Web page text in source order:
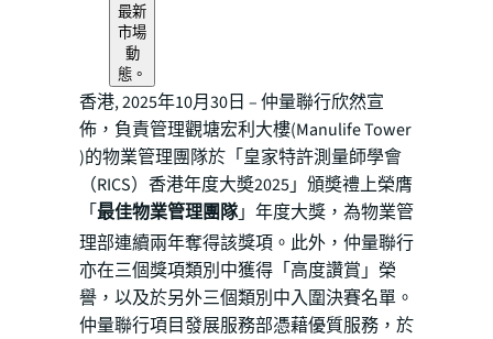
最新
市場
動
態。
香港, 2025年10月30日 – 仲量聯行欣然宣
佈，負責管理觀塘宏利大樓(Manulife Tower
)的物業管理團隊於「皇家特許測量師學會
（RICS）香港年度大奬2025」頒奬禮上榮膺
「最佳物業管理團隊」年度大獎，為物業管
理部連續兩年奪得該獎項。此外，仲量聯行
亦在三個獎項類別中獲得「高度讚賞」榮
譽，以及於另外三個類別中入圍決賽名單。
仲量聯行項目發展服務部憑藉優質服務，於